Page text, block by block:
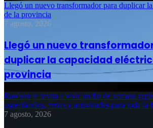
Llegó un nuevo transformador para duplicar
de la provincia
7 agosto, 2026
Llegó un nuevo
duplicar la capacidad
provincia
Rawson te invita a vivir un fin de semana
espectáculos, ferias y actividades para toda la
7 agosto, 2026